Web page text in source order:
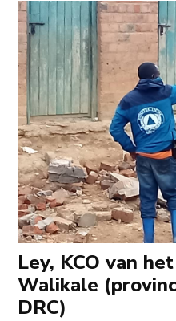
Ley, KCO van
Walikale
DRC)